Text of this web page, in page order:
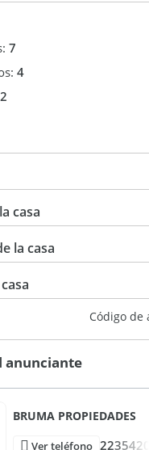
7
4
2
m2
casa
la casa
Código de
anunciante
BRUMA PROPIEDADES
Ver teléfono 2235420